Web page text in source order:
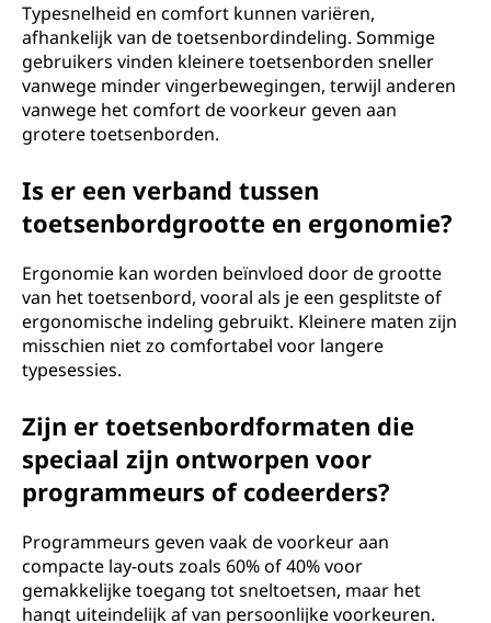
Typesnelheid en comfort kunnen variëren,
afhankelijk van de toetsenbordindeling. Sommige
gebruikers vinden kleinere toetsenborden sneller
vanwege minder vingerbewegingen, terwijl anderen
vanwege het comfort de voorkeur geven aan
grotere toetsenborden.
Is er een verband tussen
toetsenbordgrootte en ergonomie?
Ergonomie kan worden beïnvloed door de grootte
van het toetsenbord, vooral als je een gesplitste of
ergonomische indeling gebruikt. Kleinere maten zijn
misschien niet zo comfortabel voor langere
typesessies.
Zijn er toetsenbordformaten die
speciaal zijn ontworpen voor
programmeurs of codeerders?
Programmeurs geven vaak de voorkeur aan
compacte lay-outs zoals 60% of 40% voor
gemakkelijke toegang tot sneltoetsen, maar het
hangt uiteindelijk af van persoonlijke voorkeuren.